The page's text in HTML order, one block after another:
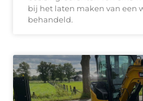
bij het laten maken van een
behandeld.